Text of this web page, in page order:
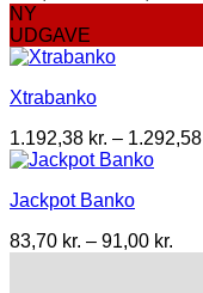
NY
UDGAVE
Xtrabanko
1.192,38 kr. – 1.292,58
Jackpot Banko
83,70 kr. – 91,00 kr.